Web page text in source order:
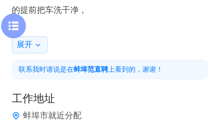
的提前把车洗干净，
需要车龄小于8年，没有酒驾醉驾违法犯罪记录，驾
展开
联系我时请说是在蚌埠范直聘 上看到的，谢谢！
工作地址
蚌埠市就近分配